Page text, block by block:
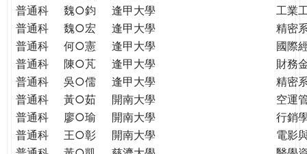
普通科
魏○鈞 逢甲大學
工業
普通科
魏○宏 逢甲大學
精密
普通科
何○憲 逢甲大學
國際
普通科
陳○芃 逢甲大學
財務
普通科
吳○儒 逢甲大學
精密
普通科
黃○茹 開南大學
空運
普通科
廖○瑜 開南大學
行銷
普通科
王○彰 開南大學
電影